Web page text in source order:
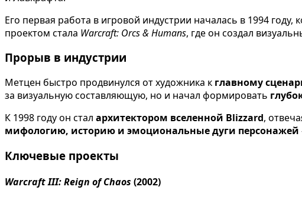
Его первая работа в игровой индустрии началась в 1994 году,
проектом стала Warcraft: Orcs & Humans, где он создал
Прорыв в индустрии
Метцен быстро продвинулся от художника к главному
за визуальную составляющую, но и начал формировать
К 1998 году он стал архитектором вселенной Blizzard,
мифологию, историю и эмоциональные дуги персонажей
Ключевые проекты
Warcraft III: Reign of Chaos (2002)